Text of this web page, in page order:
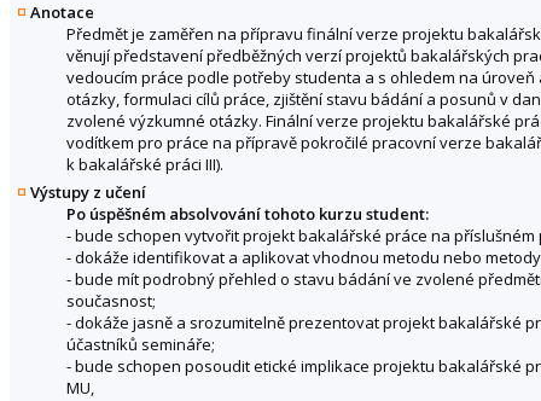
Anotace
Předmět je zaměřen na přípravu finální verze projektu
věnují představení předběžných verzí projektů bakalářských
vedoucím práce podle potřeby studenta a s ohledem na
otázky, formulaci cílů práce, zjištění stavu bádání a posunů v
zvolené výzkumné otázky. Finální verze projektu bakalářské
vodítkem pro práce na přípravě pokročilé pracovní verze
k bakalářské práci III).
Výstupy z učení
Po úspěšném absolvování tohoto kurzu student:
- bude schopen vytvořit projekt bakalářské práce na
- dokáže identifikovat a aplikovat vhodnou metodu nebo
- bude mít podrobný přehled o stavu bádání ve zvolené
současnost;
- dokáže jasně a srozumitelně prezentovat projekt bakalářské
účastníků semináře;
- bude schopen posoudit etické implikace projektu bakalářské
MU,